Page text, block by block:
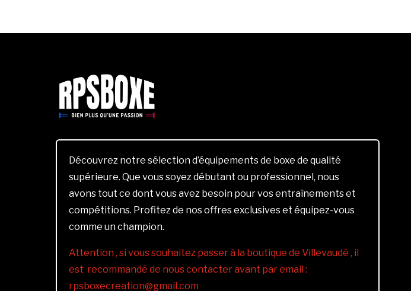
Découvrez notre sélection d’équipements de boxe de qualité
supérieure. Que vous soyez débutant ou professionnel, nous
avons tout ce dont vous avez besoin pour vos entraînements et
compétitions. Profitez de nos offres exclusives et équipez-vous
comme un champion.
Attention , si vous souhaitez passer à la boutique de Villevaudé , il
est recommandé de nous contacter avant par email :
rpsboxecreation@gmail.com